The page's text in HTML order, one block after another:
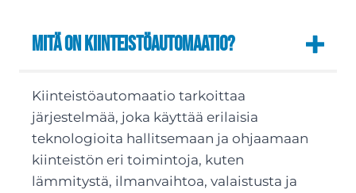
Mitä on kiinteistöautomaatio?
Kiinteistöautomaatio tarkoittaa
järjestelmää, joka käyttää erilaisia
teknologioita hallitsemaan ja ohjaamaan
kiinteistön eri toimintoja, kuten
lämmitystä, ilmanvaihtoa, valaistusta ja